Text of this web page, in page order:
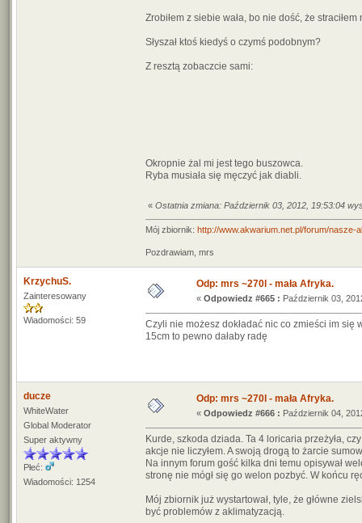
Zrobiłem z siebie wała, bo nie dość, że
Słyszał ktoś kiedyś o czymś podobnym?
Z resztą zobaczcie sami:
Okropnie żal mi jest tego buszowca.
Ryba musiała się męczyć jak diabli.
« Ostatnia zmiana: Październik 03, 2012, 19:53:04
Mój zbiornik: http://www.akwarium.net.pl/forum/
Pozdrawiam, mrs
KrzychuS.
Zainteresowany
Wiadomości: 59
Odp: mrs ~270l - mała Afryka.
« Odpowiedz #665 : Październik 03,
Czyli nie możesz dokładać nic co zmieści im się
15cm to pewno dałaby radę
ducze
WhiteWater
Global Moderator
Super aktywny
Płeć:
Wiadomości: 1254
Odp: mrs ~270l - mała Afryka.
« Odpowiedz #666 : Październik 04,
Kurde, szkoda dziada. Ta 4 loricaria przeżyła,
akcje nie liczyłem. A swoją drogą to żarcie
Na innym forum gość kilka dni temu opisywał
stronę nie mógł się go welon pozbyć. W końcu
Mój zbiornik już wystartował, tyle, że główne
być problemów z aklimatyzacją.